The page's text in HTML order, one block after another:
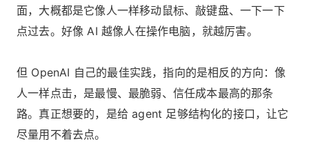
面，大概都是它像人一样移动鼠标、敲键盘、一下一下
点过去。好像 AI 越像人在操作电脑，就越厉害。
但 OpenAI 自己的最佳实践，指向的是相反的方向：像
人一样点击，是最慢、最脆弱、信任成本最高的那条
路。真正想要的，是给 agent 足够结构化的接口，让它
尽量用不着去点。